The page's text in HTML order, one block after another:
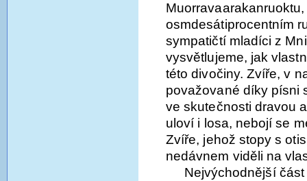
osmdesátiprocentním
sympatičtí mladíci z
vysvětlujeme, jak
této divočiny. Zvíře, v
považované díky písni
ve skutečnosti dravou
uloví i losa, nebojí se
Zvíře, jehož stopy s
nedávnem viděli na
Nejvýchodnější